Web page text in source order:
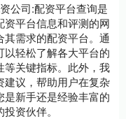
公司:配资平台查询是
平台信息和评测的网
需求的配资平台。通
轻松了解各大平台的
等关键指标。此外，我
建议，帮助用户在复杂
新手还是经验丰富的
资伙伴。